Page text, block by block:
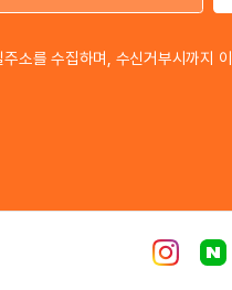
소를 수집하며, 수신거부시까지